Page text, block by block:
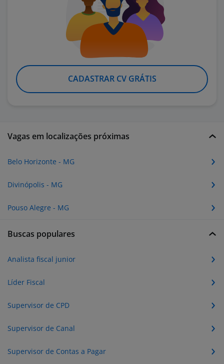
CADASTRAR CV GRÁTIS
Vagas em localizações próximas
Belo Horizonte - MG
Divinópolis - MG
Pouso Alegre - MG
Buscas populares
Analista fiscal junior
Líder Fiscal
Supervisor de CPD
Supervisor de Canal
Supervisor de Contas a Pagar